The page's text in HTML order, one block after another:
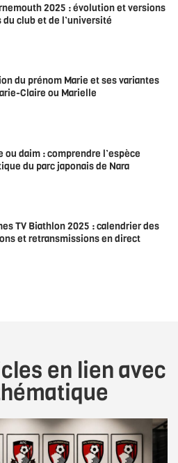
2025 : évolution et versions
club et de l’université
du prénom Marie et ses variantes
Claire ou Marielle
ou daim : comprendre l’espèce
du parc japonais de Nara
TV Biathlon 2025 : calendrier des
et retransmissions en direct
en lien avec